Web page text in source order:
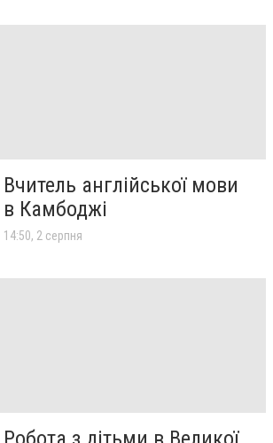
Вчитель англійської мови
в Камбоджі
14:50, 2 серпня